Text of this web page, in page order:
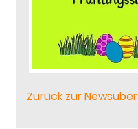
Zurück zur